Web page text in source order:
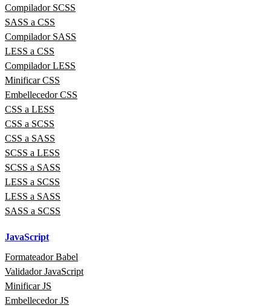
Compilador SCSS
SASS a CSS
Compilador SASS
LESS a CSS
Compilador LESS
Minificar CSS
Embellecedor CSS
CSS a LESS
CSS a SCSS
CSS a SASS
SCSS a LESS
SCSS a SASS
LESS a SCSS
LESS a SASS
SASS a SCSS
JavaScript
Formateador Babel
Validador JavaScript
Minificar JS
Embellecedor JS